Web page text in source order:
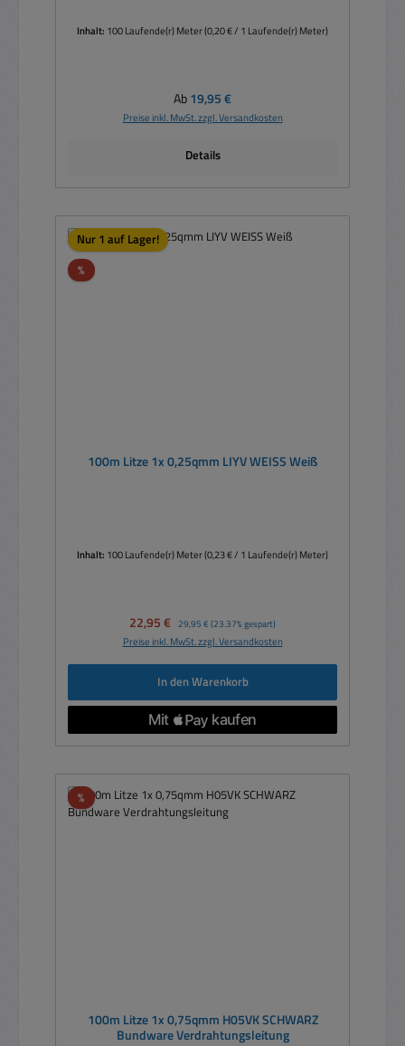
Inhalt: 100 Laufende(r) Meter(0,20 € / 1 Laufende(r) Meter)
Regulärer Preis:
Ab19,95 €
Preise inkl. MwSt. zzgl. Versandkosten
Details
Nur 1 auf Lager!
%Rabatt
100m Litze 1x 0,25qmm LIYV WEISS Weiß
Inhalt: 100 Laufende(r) Meter(0,23 € / 1 Laufende(r) Meter)
Verkaufspreis:
22,95 € Regulärer Preis:
29,95 € (23.37% gespart)
Preise inkl. MwSt. zzgl. Versandkosten
In den Warenkorb
%Rabatt
100m Litze 1x 0,75qmm H05VK SCHWARZ
Bundware Verdrahtungsleitung